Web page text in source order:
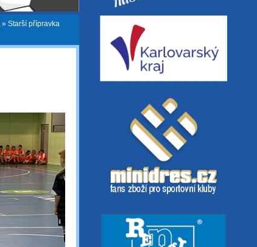
» Starší přípravka